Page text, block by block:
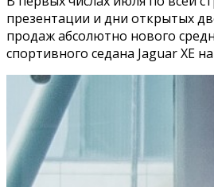
презентации и дни открытых
продаж абсолютно нового
спортивного седана Jaguar XE